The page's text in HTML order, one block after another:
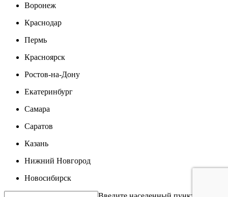
Воронеж
Краснодар
Пермь
Красноярск
Ростов-на-Дону
Екатеринбург
Самара
Саратов
Казань
Нижний Новгород
Новосибирск